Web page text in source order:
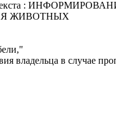
текста :
ЖИВОТНЫХ
владельца в случае